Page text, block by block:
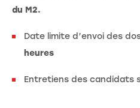
du M2.
Date limite d’envoi des
heures
Entretiens des candidats